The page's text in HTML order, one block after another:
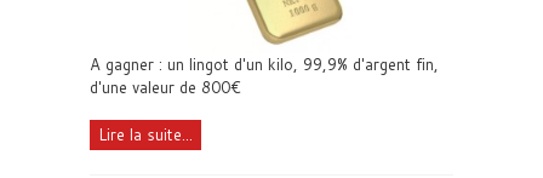
A gagner : un lingot d'un kilo, 99,9% d'argent fin,
d'une valeur de 800€
Lire la suite...